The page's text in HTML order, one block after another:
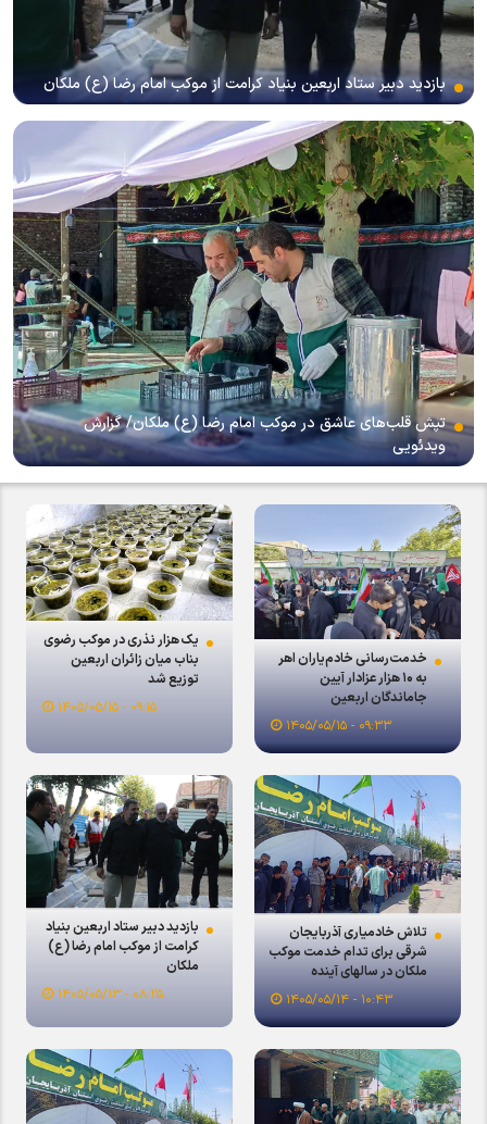
بازدید دبیر ستاد اربعین بنیاد کرامت از موکب امام رضا (ع) ملکان
تپش قلب‌های عاشق در موکب امام رضا (ع) ملکان/ گزارش
ویدئویی
خدمت‌رسانی خادم‌یاران اهر
به ۱۰ هزار عزادار آیین
جاماندگان اربعین
۰۹:۳۳ - ۱۴۰۵/۰۵/۱۵
یک هزار نذری در موکب رضوی
بناب میان زائران اربعین
توزیع شد
۰۹:۱۵ - ۱۴۰۵/۰۵/۱۵
تلاش خادمیاری آذربایجان
شرقی برای تدام خدمت موکب
ملکان در سالهای آینده
۱۰:۴۳ - ۱۴۰۵/۰۵/۱۴
بازدید دبیر ستاد اربعین بنیاد
کرامت از موکب امام رضا (ع)
ملکان
۰۸:۲۵ - ۱۴۰۵/۰۵/۱۳